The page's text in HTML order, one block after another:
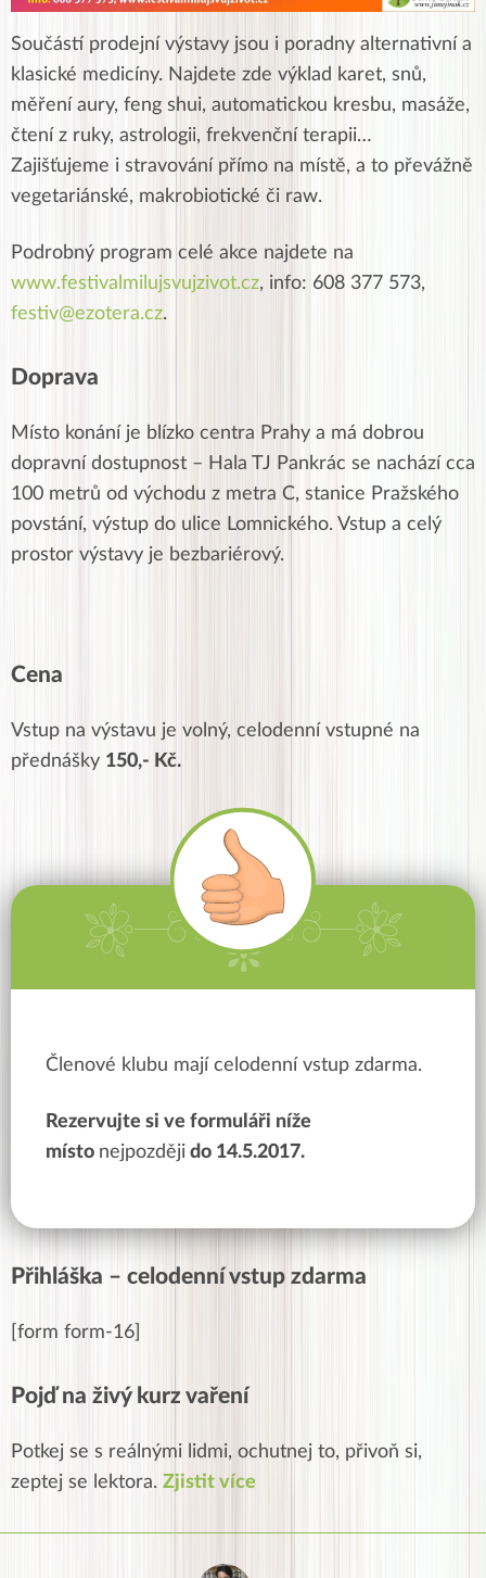
Součástí prodejní výstavy jsou i poradny alternativní a
klasické medicíny. Najdete zde výklad karet, snů,
měření aury, feng shui, automatickou kresbu, masáže,
čtení z ruky, astrologii, frekvenční terapii…
Zajišťujeme i stravování přímo na místě, a to převážně
vegetariánské, makrobiotické či raw.
Podrobný program celé akce najdete na
www.festivalmilujsvujzivot.cz, info: 608 377 573,
festiv@ezotera.cz.
Doprava
Místo konání je blízko centra Prahy a má dobrou
dopravní dostupnost – Hala TJ Pankrác se nachází cca
100 metrů od východu z metra C, stanice Pražského
povstání, výstup do ulice Lomnického. Vstup a celý
prostor výstavy je bezbariérový.
Cena
Vstup na výstavu je volný, celodenní vstupné na
přednášky 150,- Kč.
Členové klubu mají celodenní vstup zdarma.
Rezervujte si ve formuláři níže
místo nejpozději do 14.5.2017.
Přihláška – celodenní vstup zdarma
[form form-16]
Pojď na živý kurz vaření
Potkej se s reálnými lidmi, ochutnej to, přivoň si,
zeptej se lektora. Zjistit více